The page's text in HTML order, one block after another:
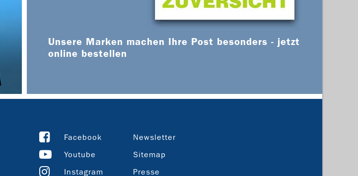
Unsere Marken machen Ihre Post besonders - jetzt
online bestellen
Facebook
Youtube
Instagram
Newsletter
Sitemap
Presse